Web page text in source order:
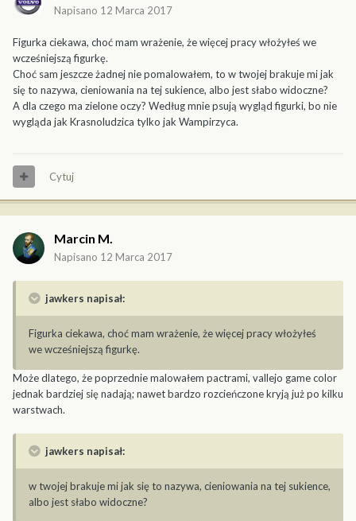
Napisano 12 Marca 2017
Figurka ciekawa, choć mam wrażenie, że więcej pracy włożyłeś we
wcześniejszą figurkę.
Choć sam jeszcze żadnej nie pomalowałem, to w twojej brakuje mi jak
się to nazywa, cieniowania na tej sukience, albo jest słabo widoczne?
A dla czego ma zielone oczy? Według mnie psują wygląd figurki, bo nie
wygląda jak Krasnoludzica tylko jak Wampirzyca.
Cytuj
Marcin M.
Napisano 12 Marca 2017
jawkers napisał:
Figurka ciekawa, choć mam wrażenie, że więcej pracy włożyłeś
we wcześniejszą figurkę.
Może dlatego, że poprzednie malowałem pactrami, vallejo game color
jednak bardziej się nadają; nawet bardzo rozcieńczone kryją już po kilku
warstwach.
jawkers napisał:
w twojej brakuje mi jak się to nazywa, cieniowania na tej sukience,
albo jest słabo widoczne?